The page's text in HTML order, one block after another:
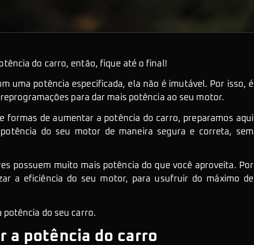
do carro, então, fique até o final!
uma potência especificada, ela não é imutável. Por isso, é
para dar mais potência ao seu motor.
formas de aumentar a potência do carro, preparamos aqui
do seu motor de maneira segura e correta, sem
possuem muito mais potência do que você aproveita. Por
a eficiência do seu motor, para usufruir do máximo de
potência do seu carro.
a potência do carro